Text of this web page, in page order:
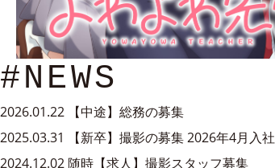
#NEWS
2026.01.22
【中途】総務の募集
2025.03.31
【新卒】撮影の募集 2026年4月入社
2024.12.02随時【求人】撮影スタッフ募集